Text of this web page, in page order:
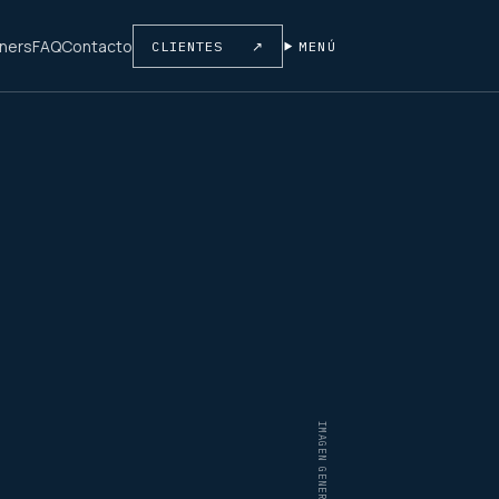
FAQContacto CLIENTES ↗ MENÚ